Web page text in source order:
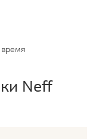
время
Neff